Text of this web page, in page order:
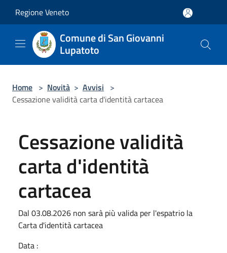
Regione Veneto
Comune di San Giovanni
Lupatoto
Home > Novità > Avvisi >
Cessazione validità carta d'identità cartacea
Cessazione validità
carta d'identità
cartacea
Dal 03.08.2026 non sarà più valida per l'espatrio la
Carta d'identità cartacea
Data :